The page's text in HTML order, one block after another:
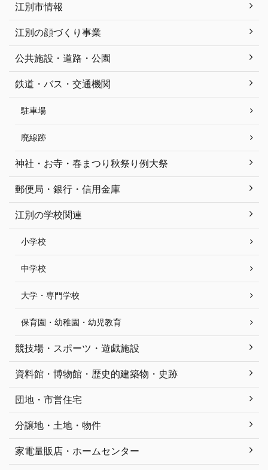
江別市情報
江別の顔づくり事業
公共施設・道路・公園
鉄道・バス・交通機関
駐車場
廃線跡
神社・お寺・春まつり秋祭り例大祭
郵便局・銀行・信用金庫
江別の学校関連
小学校
中学校
大学・専門学校
保育園・幼稚園・幼児教育
競技場・スポーツ・遊戯施設
資料館・博物館・歴史的建築物・史跡
団地・市営住宅
分譲地・土地・物件
家電量販店・ホームセンター